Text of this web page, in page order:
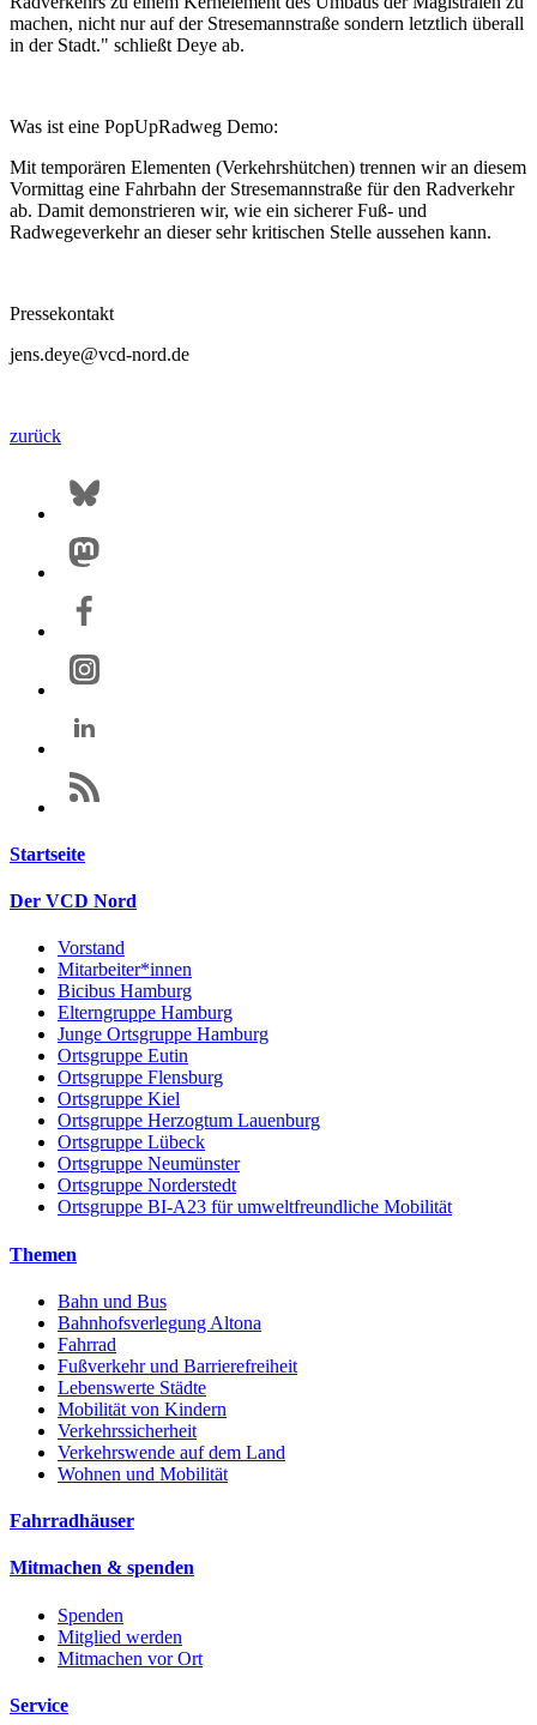
machen, nicht nur auf der Stresemannstraße sondern letztlich überall
in der Stadt." schließt Deye ab.
Was ist eine PopUpRadweg Demo:
Mit temporären Elementen (Verkehrshütchen) trennen wir an diesem
Vormittag eine Fahrbahn der Stresemannstraße für den Radverkehr
ab. Damit demonstrieren wir, wie ein sicherer Fuß- und
Radwegeverkehr an dieser sehr kritischen Stelle aussehen kann.
Pressekontakt
jens.deye@vcd-nord.de
zurück
Startseite
Der VCD Nord
Vorstand
Mitarbeiter*innen
Bicibus Hamburg
Elterngruppe Hamburg
Junge Ortsgruppe Hamburg
Ortsgruppe Eutin
Ortsgruppe Flensburg
Ortsgruppe Kiel
Ortsgruppe Herzogtum Lauenburg
Ortsgruppe Lübeck
Ortsgruppe Neumünster
Ortsgruppe Norderstedt
Ortsgruppe BI-A23 für umweltfreundliche Mobilität
Themen
Bahn und Bus
Bahnhofsverlegung Altona
Fahrrad
Fußverkehr und Barrierefreiheit
Lebenswerte Städte
Mobilität von Kindern
Verkehrssicherheit
Verkehrswende auf dem Land
Wohnen und Mobilität
Fahrradhäuser
Mitmachen & spenden
Spenden
Mitglied werden
Mitmachen vor Ort
Service